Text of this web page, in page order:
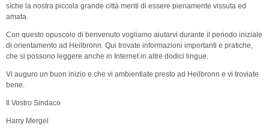
sìche la nostra piccola grande città meriti di essere pienamente vissuta ed
amata.
Con questo opuscolo di benvenuto vogliamo aiutarvi durante il periodo iniziale
di orientamento ad Heilbronn. Qui trovate informazioni importanti e pratiche,
che si possono leggere anche in Internet in altre dodici lingue.
Vi auguro un buon inizio e che vi ambientiate presto ad Heilbronn e vi troviate
bene.
Il Vostro Sindaco
Harry Mergel